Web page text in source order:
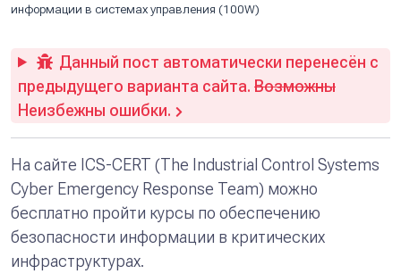
информации в системах управления (100W)
Данный пост автоматически перенесён с
предыдущего варианта сайта. Возможны
Неизбежны ошибки.
На сайте ICS-CERT (The Industrial Control Systems
Cyber Emergency Response Team) можно
бесплатно пройти курсы по обеспечению
безопасности информации в критических
инфраструктурах.